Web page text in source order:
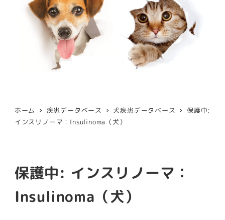
ホーム 疾患データベース 犬疾患データベース
保護中:
インスリノーマ：Insulinoma（犬）
保護中: インスリノーマ：
Insulinoma（犬）